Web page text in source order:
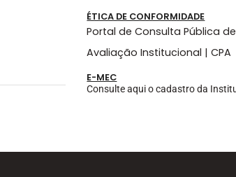
ÉTICA DE CONFORMIDADE
Portal de Consulta Pública
Avaliação Institucional | CPA
E-MEC
Consulte aqui o cadastro da